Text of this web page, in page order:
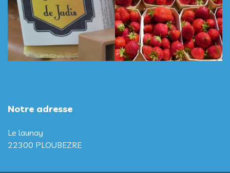
Notre adresse
Le launay
22300 PLOUBEZRE